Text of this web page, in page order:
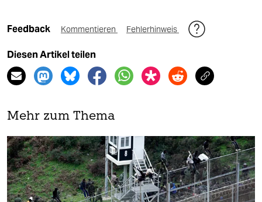
Feedback Kommentieren Fehlerhinweis
Diesen Artikel teilen
Mehr zum Thema